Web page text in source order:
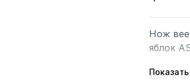
Нож
яблок
Для